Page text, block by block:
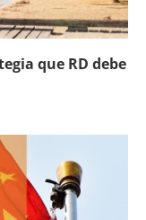
que RD debe